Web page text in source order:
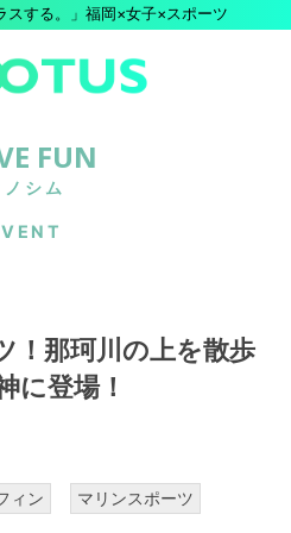
スする。」福岡×女子×スポーツ
FUN
ノシム
！那珂川の上を散歩
に登場！
ィン マリンスポーツ